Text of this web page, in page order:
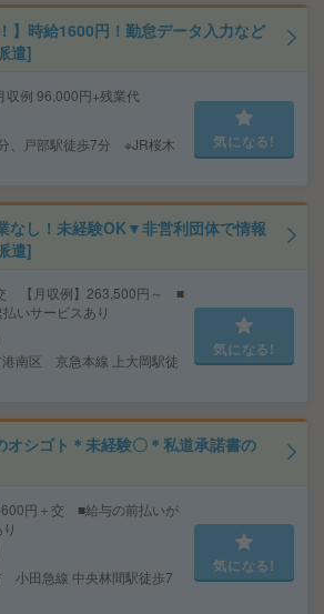
】時給1600円！勤怠データ入力など
遣]
例 96,000円+残業代
、戸部駅徒歩7分 ※JR桜木
気になる!
なし！未経験OK▼非営利団体で情報
遣]
【月収例】263,500円～ ■
いサービスあり
港南区 京急本線 上大岡駅徒
気になる!
オシゴト＊未経験〇＊私道承諾書の
円＋交 ■給与の前払いが
小田急線 中央林間駅徒歩7
気になる!